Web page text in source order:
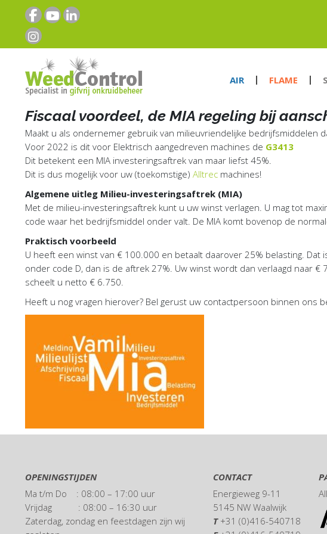
AIR FLAME
Fiscaal voordeel, de MIA regeling bij
Maakt u als ondernemer gebruik van milieuvriendelijke bedrijfsmiddelen
Voor 2022 is dit voor Elektrisch aangedreven machines de G3413
Dit betekent een MIA investeringsaftrek van maar liefst 45%.
Dit is dus mogelijk voor uw (toekomstige) Alltrec machines!
Algemene uitleg Milieu-investeringsaftrek (MIA)
Met de milieu-investeringsaftrek kunt u uw winst verlagen. U mag tot
code waar het bedrijfsmiddel onder valt. De MIA komt bovenop de
Praktisch voorbeeld
U heeft een winst van € 100.000 en betaalt daarover 25% belasting.
onder code D, dan is de aftrek 27%. Uw winst wordt dan verlaagd naar
scheelt u netto € 6.750.
Heeft u nog vragen hierover? Bel gerust uw contactpersoon binnen ons
OPENINGSTIJDEN
Ma t/m Do : 08:00 – 17:00 uur
Vrijdag : 08:00 – 16:30 uur
Zaterdag, zondag en feestdagen zijn wij
CONTACT
Energieweg 9-11
5145 NW Waalwijk
T +31 (0)416-540718